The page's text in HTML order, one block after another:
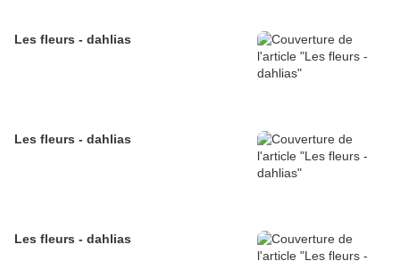
Les fleurs - dahlias
Les fleurs - dahlias
Les fleurs - dahlias